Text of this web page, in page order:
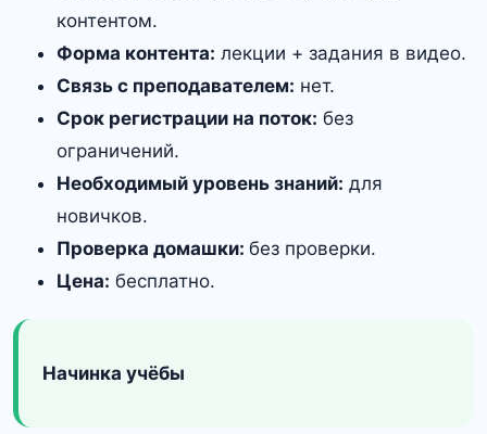
контентом.
Форма контента: лекции + задания в видео.
Связь с преподавателем: нет.
Срок регистрации на поток: без
ограничений.
Необходимый уровень знаний: для
новичков.
Проверка домашки: без проверки.
Цена: бесплатно.
Начинка учёбы